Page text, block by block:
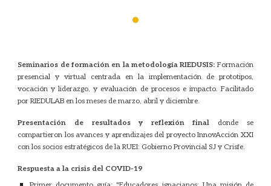
·
Seminarios de formación en la metodología RIEDUSIS: Formación
presencial y virtual centrada en la implementación de prototipos,
vocación y liderazgo, y evaluación de procesos e impacto. Facilitado
por RIEDULAB en los meses de marzo, abril y diciembre.
Presentación de resultados y reflexión final donde se
compartieron los avances y aprendizajes del proyecto InnovAcción XXI
con los socios estratégicos de la RUEI: Gobierno Provincial SJ y Crisfe.
Respuesta a la crisis del COVID-19